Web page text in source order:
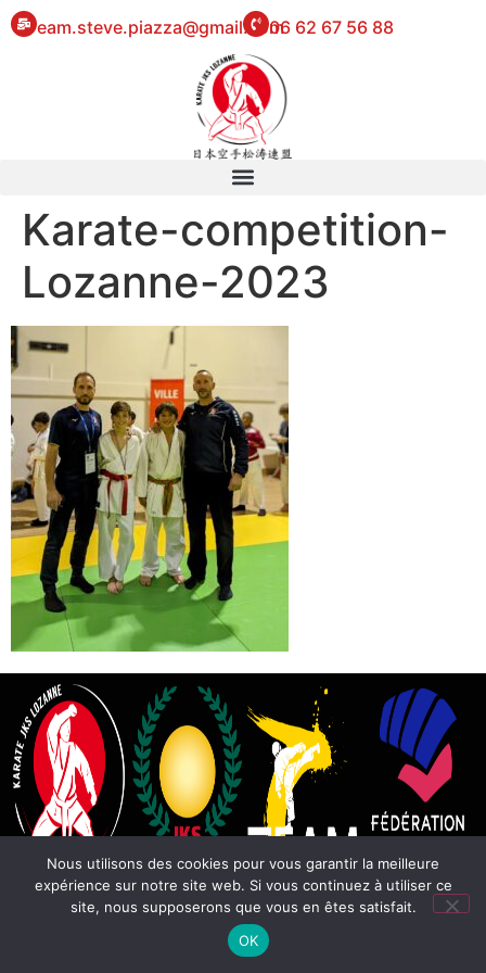
eam.steve.piazza@gmail.com06 62 67 56 88
Karate-competition-
Lozanne-2023
Nous utilisons des cookies pour vous garantir la meilleure
expérience sur notre site web. Si vous continuez à utiliser ce
site, nous supposerons que vous en êtes satisfait.
OK